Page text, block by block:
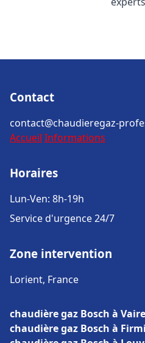
Contact
contact@chaudieregaz-
Accueil Informations
Horaires
Lun-Ven: 8h-19h
Service d'urgence 24/7
Zone intervention
Lorient, France
chaudière gaz Bosch à
chaudière gaz Bosch à